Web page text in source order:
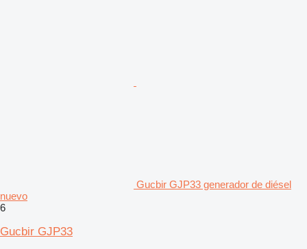
Gucbir GJP33 generador de diésel
nuevo
6
Gucbir GJP33